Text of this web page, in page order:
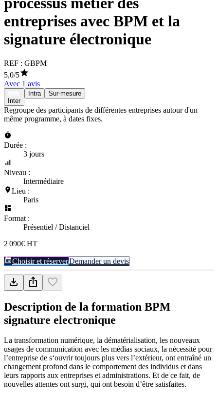
entreprises avec BPM et la
signature électronique
REF : GBPM
5,0/5
Avec 1 avis
Inter
Intra Sur-mesure
Regroupe des participants de différentes entreprises autour d'un
même programme, à dates fixes.
Durée :
3 jours
Niveau :
Intermédiaire
Lieu :
Paris
Format :
Présentiel / Distanciel
2 090€ HT
Choisir et réserverDemander un devis
Description de la formation BPM
signature electronique
La transformation numérique, la dématérialisation, les nouveaux
usages de communication avec les médias sociaux, la nécessité pour
l’entreprise de s‘ouvrir toujours plus vers l’extérieur, ont entraîné un
changement profond dans le comportement des individus et dans
leurs rapports aux entreprises et administrations. Et de ce fait, de
nouvelles attentes ont surgi, qui ont besoin d’être satisfaites.